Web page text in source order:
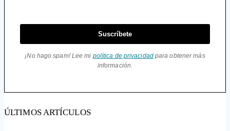
Suscríbete
¡No hago spam! Lee mi política de privacidadpara obtener más
información.
ÚLTIMOS ARTÍCULOS